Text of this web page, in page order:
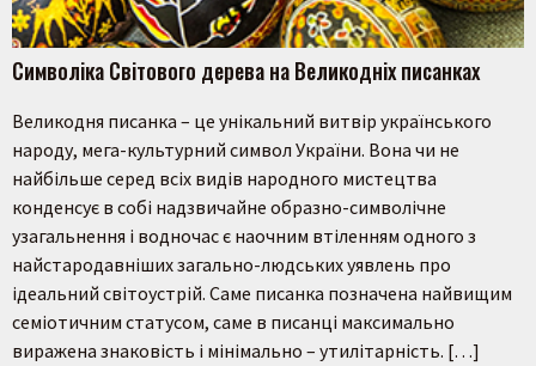
Символіка Світового дерева на Великодніх писанках
Великодня писанка – це унікальний витвір українського
народу, мега-культурний символ України. Вона чи не
найбільше серед всіх видів народного мистецтва
конденсує в собі надзвичайне образно-символічне
узагальнення і водночас є наочним втіленням одного з
найстародавніших загально-людських уявлень про
ідеальний світоустрій. Саме писанка позначена найвищим
семіотичним статусом, саме в писанці максимально
виражена знаковість і мінімально – утилітарність. […]